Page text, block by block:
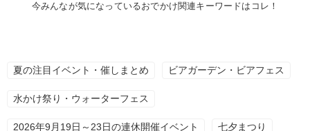
今みんなが気になっているおでかけ関連キーワードはコレ！
夏の注目イベント・催しまとめ ビアガーデン・ビアフェス
水かけ祭り・ウォーターフェス
2026年9月19日～23日の連休開催イベント 七夕まつり